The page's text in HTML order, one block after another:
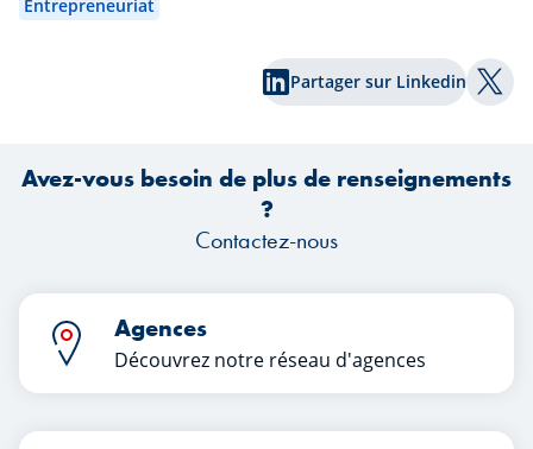
expert Johny Basher de l’équipe «
Transmission » au sein de Spuerkeess.
Entrepreneuriat
Partager sur Linkedin
Avez-vous besoin de plus de renseignements
?
Contactez-nous
Agences
Découvrez notre réseau d'agences